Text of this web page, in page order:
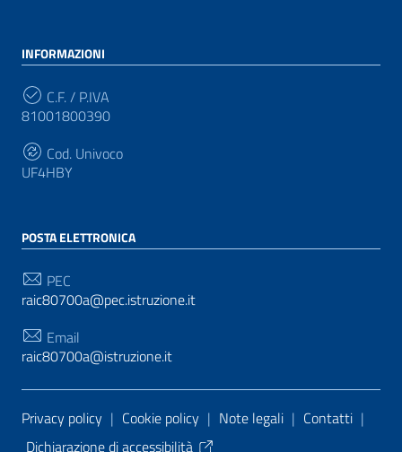
INFORMAZIONI
C.F. / P.IVA
81001800390
Cod. Univoco
UF4HBY
POSTA ELETTRONICA
PEC
raic80700a@pec.istruzione.it
Email
raic80700a@istruzione.it
Sezione Link Utili
Privacy policy | Cookie policy | Note legali | Contatti |
Dichiarazione di accessibilità